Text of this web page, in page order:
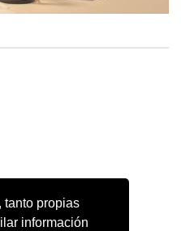
tanto propias
información